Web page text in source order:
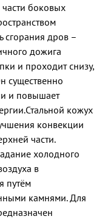
боковых
сгорания дров –
дожига
и проходит снизу,
существенно
и повышает
кожух
конвекции
части.
холодного
в
путём
камнями. Для